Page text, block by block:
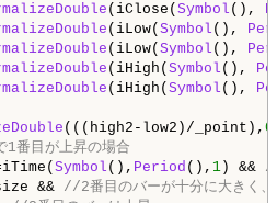
(iClose( Symbol (),
(iLow( Symbol (),
(iLow( Symbol (),
(iHigh( Symbol (),
(iHigh( Symbol (),
(((high2-low2)/_point), 0
目が上昇の場合
Symbol (), Period (), 1 ) && //
&& //2番目のバーが十分に大きく